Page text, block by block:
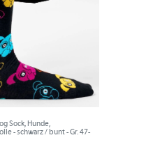
Sock, Hunde,
- schwarz / bunt - Gr. 47-